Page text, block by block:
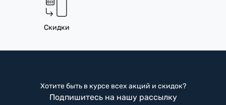
Скидки
Хотите быть в курсе всех акций и скидок?
Подпишитесь на нашу рассылку